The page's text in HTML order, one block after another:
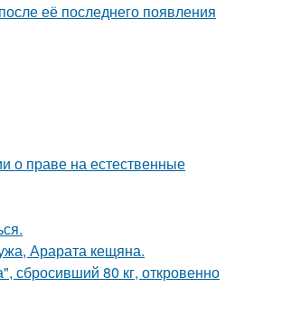
её последнего появления
о праве на естественные
Арарата кещяна.
сбросивший 80 кг, откровенно